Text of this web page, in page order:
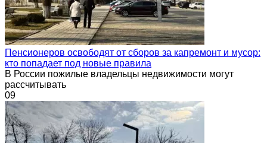
Пенсионеров освободят от сборов за капремонт и мусор:
кто попадает под новые правила
В России пожилые владельцы недвижимости могут
рассчитывать
09